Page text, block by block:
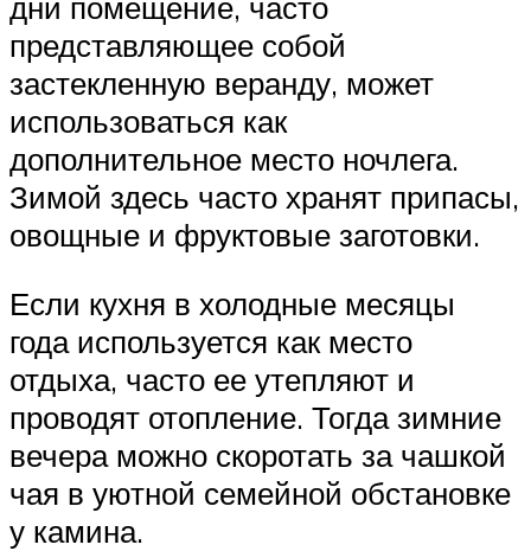
представляющее собой
застекленную веранду, может
использоваться как
дополнительное место ночлега.
Зимой здесь часто хранят припасы,
овощные и фруктовые заготовки.
Если кухня в холодные месяцы
года используется как место
отдыха, часто ее утепляют и
проводят отопление. Тогда зимние
вечера можно скоротать за чашкой
чая в уютной семейной обстановке
у камина.